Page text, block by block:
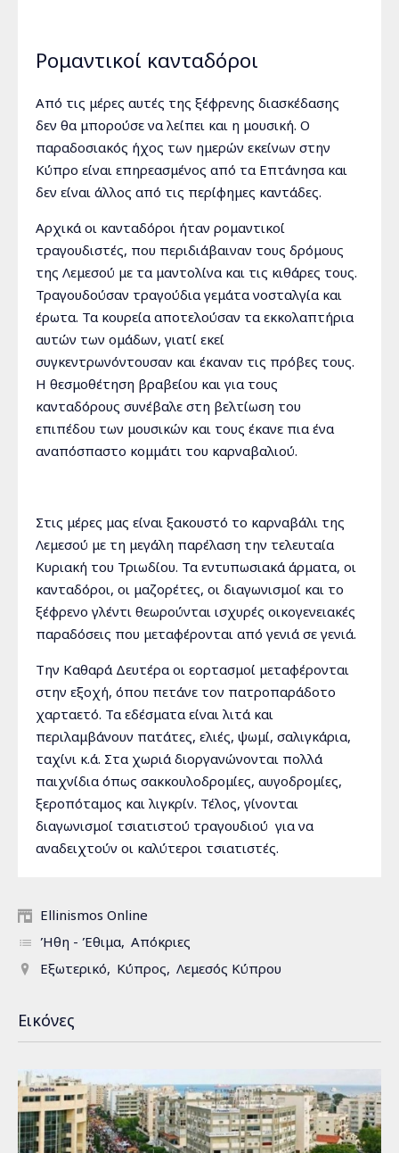
Ρομαντικοί κανταδόροι
Από τις μέρες αυτές της ξέφρενης διασκέδασης
δεν θα μπορούσε να λείπει και η μουσική. Ο
παραδοσιακός ήχος των ημερών εκείνων στην
Κύπρο είναι επηρεασμένος από τα Επτάνησα και
δεν είναι άλλος από τις περίφημες καντάδες.
Αρχικά οι κανταδόροι ήταν ρομαντικοί
τραγουδιστές, που περιδιάβαιναν τους δρόμους
της Λεμεσού με τα μαντολίνα και τις κιθάρες τους.
Τραγουδούσαν τραγούδια γεμάτα νοσταλγία και
έρωτα. Τα κουρεία αποτελούσαν τα εκκολαπτήρια
αυτών των ομάδων, γιατί εκεί
συγκεντρωνόντουσαν και έκαναν τις πρόβες τους.
Η θεσμοθέτηση βραβείου και για τους
κανταδόρους συνέβαλε στη βελτίωση του
επιπέδου των μουσικών και τους έκανε πια ένα
αναπόσπαστο κομμάτι του καρναβαλιού.
Στις μέρες μας είναι ξακουστό το καρναβάλι της
Λεμεσού με τη μεγάλη παρέλαση την τελευταία
Κυριακή του Τριωδίου. Τα εντυπωσιακά άρματα, οι
κανταδόροι, οι μαζορέτες, οι διαγωνισμοί και το
ξέφρενο γλέντι θεωρούνται ισχυρές οικογενειακές
παραδόσεις που μεταφέρονται από γενιά σε γενιά.
Την Καθαρά Δευτέρα οι εορτασμοί μεταφέρονται
στην εξοχή, όπου πετάνε τον πατροπαράδοτο
χαρταετό. Τα εδέσματα είναι λιτά και
περιλαμβάνουν πατάτες, ελιές, ψωμί, σαλιγκάρια,
ταχίνι κ.ά. Στα χωριά διοργανώνονται πολλά
παιχνίδια όπως σακκουλοδρομίες, αυγοδρομίες,
ξεροπόταμος και λιγκρίν. Τέλος, γίνονται
διαγωνισμοί τσιατιστού τραγουδιού για να
αναδειχτούν οι καλύτεροι τσιατιστές.
Ellinismos Online
Ήθη - Έθιμα Απόκριες
Εξωτερικό
Κύπρος Λεμεσός Κύπρου
Εικόνες